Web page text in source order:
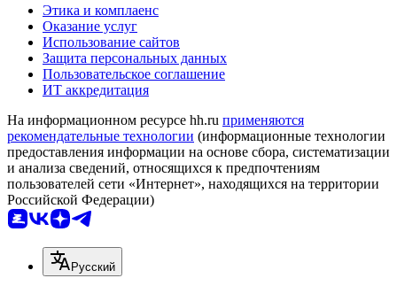
Этика и комплаенс
Оказание услуг
Использование сайтов
Защита персональных данных
Пользовательское соглашение
ИТ аккредитация
На информационном ресурсе hh.ru применяются
рекомендательные технологии (информационные технологии
предоставления информации на основе сбора, систематизации
и анализа сведений, относящихся к предпочтениям
пользователей сети «Интернет», находящихся на территории
Российской Федерации)
Русский